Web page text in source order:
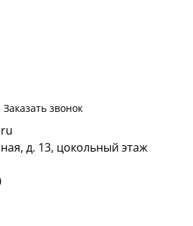
Заказать звонок
д. 13, цокольный этаж